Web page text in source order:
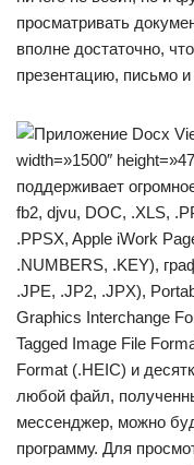
просматривать
вполне достаточно,
презентацию, письмо и